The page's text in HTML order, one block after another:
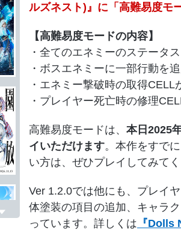
ルズネスト)』に「高難易度モ
【高難易度モードの内容】
・全てのエネミーのステータ
・ボスエネミーに一部行動を
・エネミー撃破時の取得CELL
・プレイヤー死亡時の修理
高難易度モードは、 本日2025
イいただけます。本作をすで
い方は、ぜひプレイしてみて
Ver 1.2.0では他にも、プレイ
体塗装の項目の追加、キャラ
っています。詳しくは 『Dolls